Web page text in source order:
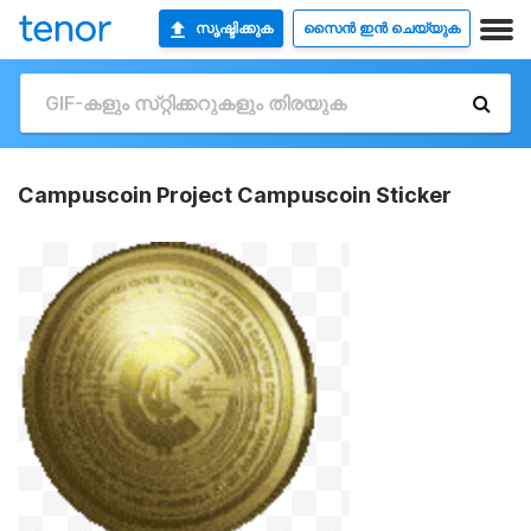
സൃഷ്ടിക്കുക സൈൻ ഇൻ ചെയ്യുക
Campuscoin Project Campuscoin Sticker